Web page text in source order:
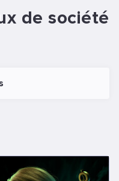
de société